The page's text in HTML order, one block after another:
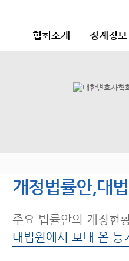
협회소개 징계정
개정법률안,대
주요 법률안의 개정현
대법원에서 보내 온 등